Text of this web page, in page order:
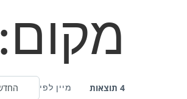
מקום:
4 תוצאות מיין לפי